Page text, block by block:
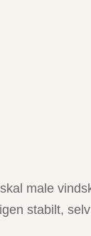
male
stabilt,